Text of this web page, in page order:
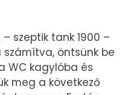
szeptik tank 1900 –
öntsünk be
WC kagylóba és
meg a következő